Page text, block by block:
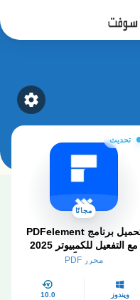
تحديث
مجانًا
تحميل برنامج PDFelement
مع التفعيل للكمبيوتر 2025
مجاناًمحرر PDF
ويندوز 10.0